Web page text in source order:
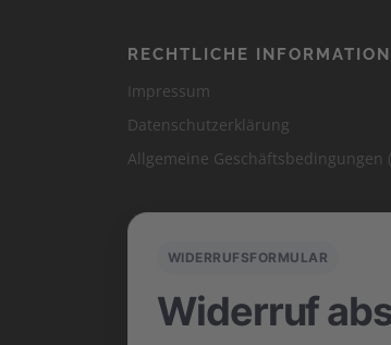
RECHTLICHE
Impressum
Datenschutzerklärung
Allgemeine Geschäftsbedingungen
WIDERRUFSFORMULAR
Widerruf